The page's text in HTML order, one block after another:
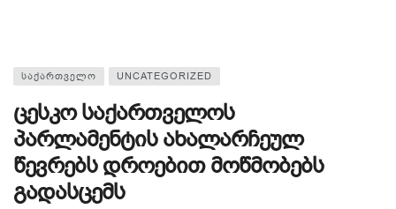
ᲡᲐᲥᲐᲠᲗᲕᲔᲚᲝ UNCATEGORIZED
ცესკო საქართველოს
პარლამენტის ახალარჩეულ
წევრებს დროებით მოწმობებს
გადასცემს